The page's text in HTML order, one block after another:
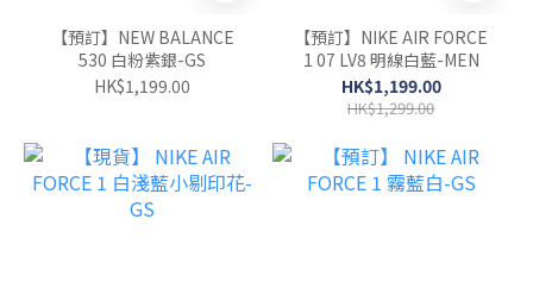
【預訂】NEW BALANCE
530 白粉紫銀-GS
HK$1,199.00
【預訂】NIKE AIR FORCE
1 07 LV8 明線白藍-MEN
HK$1,199.00
HK$1,299.00